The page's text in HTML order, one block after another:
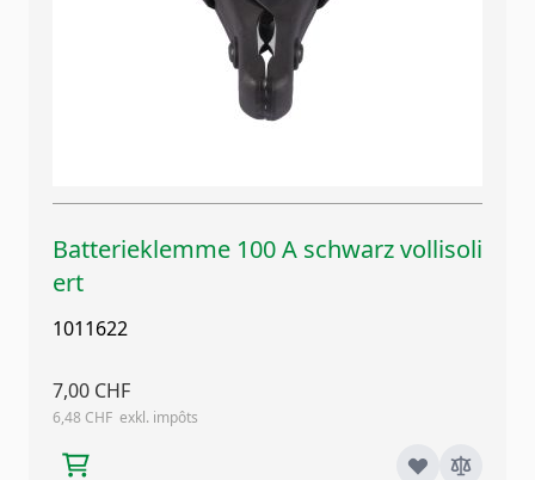
Batterieklemme 100 A schwarz vollisoli
ert
1011622
7,00 CHF
6,48 CHF